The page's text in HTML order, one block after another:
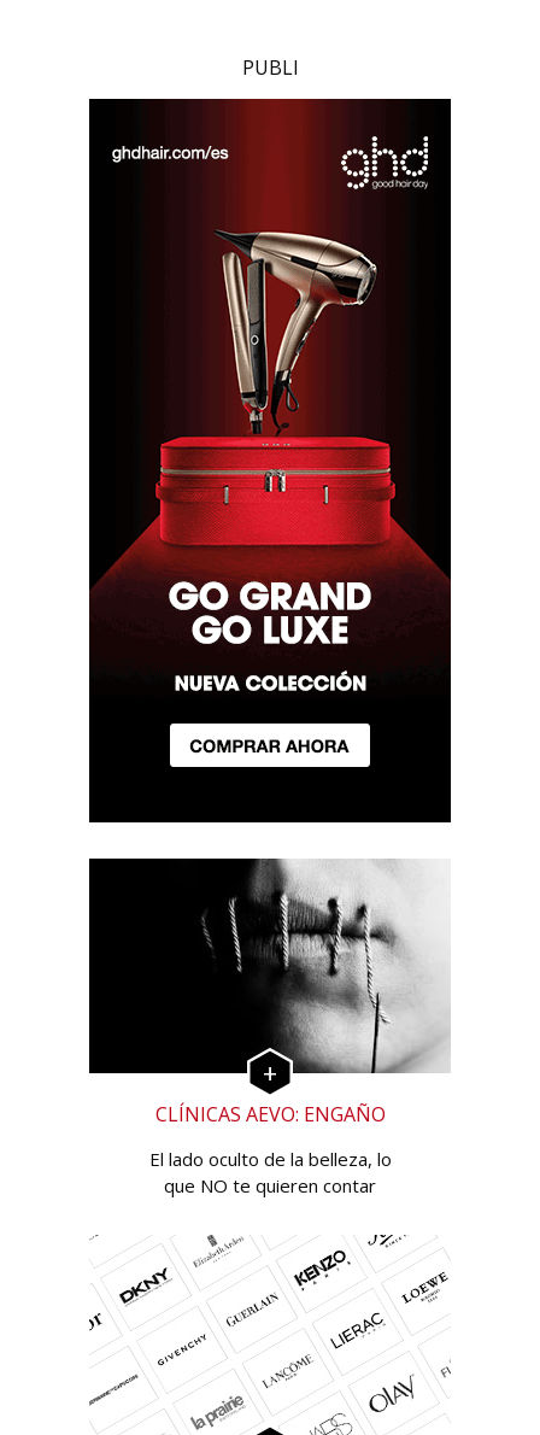
PUBLI
CLÍNICAS AEVO: ENGAÑO
El lado oculto de la belleza, lo
que NO te quieren contar